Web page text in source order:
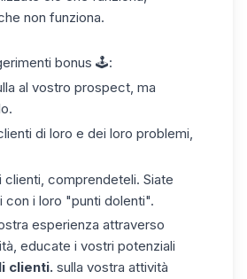
non funziona.
bonus 🕹️:
al vostro prospect, ma
di loro e dei loro problemi,
clienti, comprendeteli. Siate
con i loro "punti dolenti".
esperienza attraverso
educate i vostri potenziali
clienti. sulla vostra attività